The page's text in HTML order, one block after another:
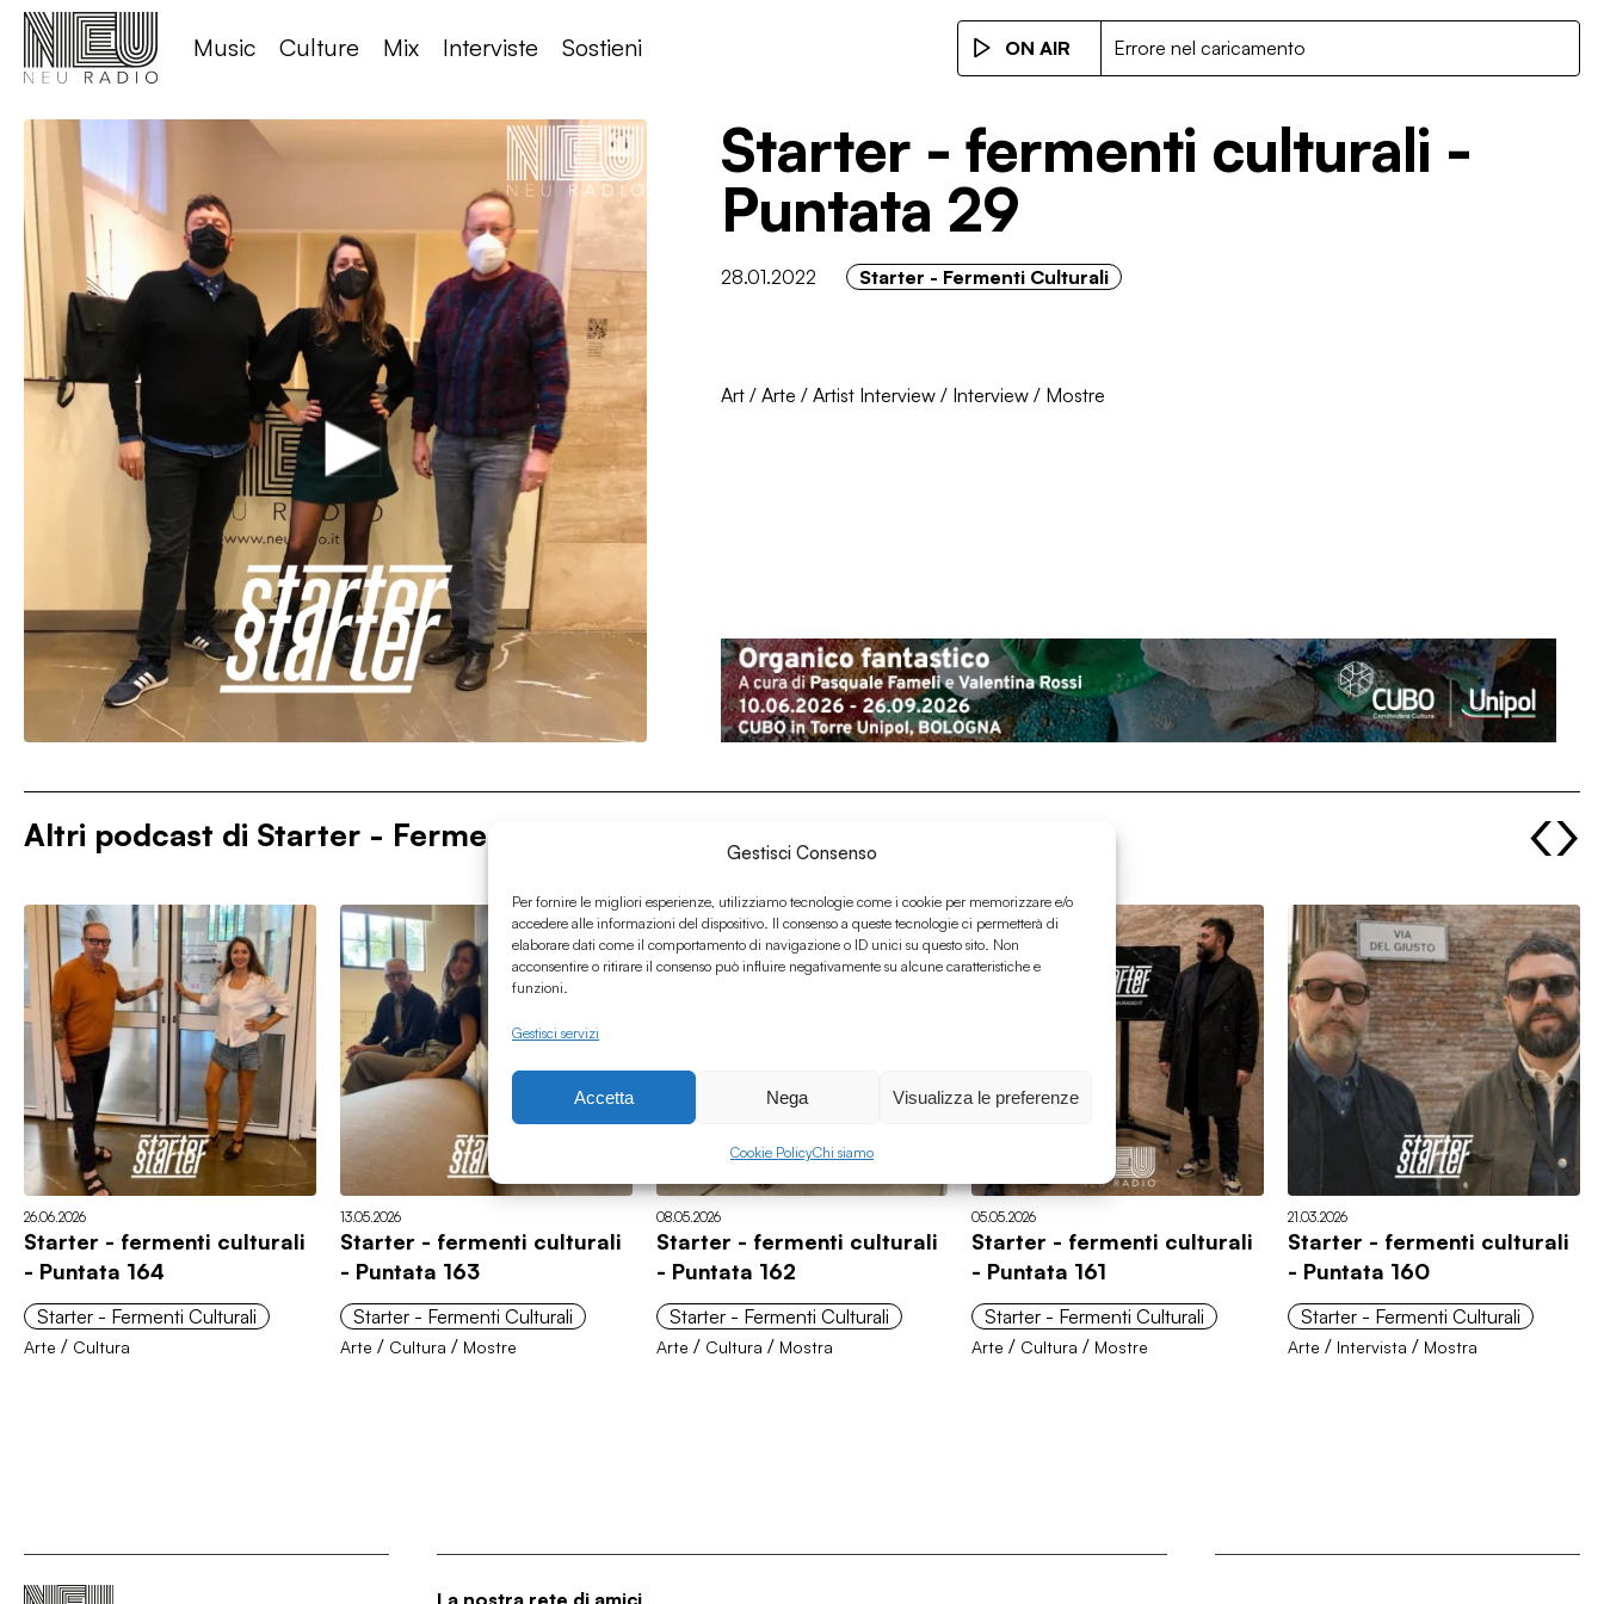
Gestisci Consenso
Per fornire le migliori esperienze, utilizziamo tecnologie come i cookie per memorizzare e/o
accedere alle informazioni del dispositivo. Il consenso a queste tecnologie ci permetterà di
elaborare dati come il comportamento di navigazione o ID unici su questo sito. Non
acconsentire o ritirare il consenso può influire negativamente su alcune caratteristiche e
funzioni.
Gestisci servizi
Accetta Nega Visualizza le preferenze
Cookie PolicyChi siamo
Music Culture Mix Interviste Sostieni ON AIR Errore nel caricamento
Starter - fermenti culturali -
Puntata 29
28.01.2022 Starter - Fermenti Culturali
Art/ Arte / Artist Interview/ Interview/ Mostre
Altri podcast di Starter - Fermenti Culturali
26.06.2026
Starter - fermenti culturali
- Puntata 164
Starter - Fermenti Culturali
Arte / Cultura
13.05.2026
Starter - fermenti culturali
- Puntata 163
Starter - Fermenti Culturali
Arte / Cultura / Mostre
08.05.2026
Starter - fermenti culturali
- Puntata 162
Starter - Fermenti Culturali
Arte / Cultura / Mostra
05.05.2026
Starter - fermenti culturali
- Puntata 161
Starter - Fermenti Culturali
Arte / Cultura / Mostre
21.03.2026
Starter - fermenti culturali
- Puntata 160
Starter - Fermenti Culturali
Arte / Intervista / Mostra
‹›